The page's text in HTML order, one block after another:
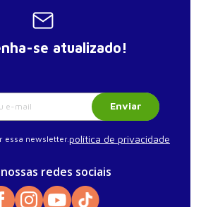
se atualizado!
Enviar
essa newsletter. política de privacidade
redes sociais